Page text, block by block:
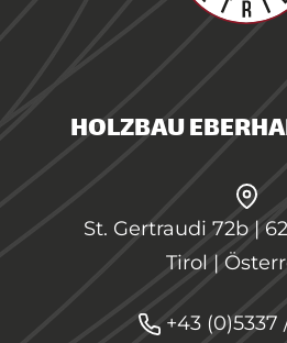
HOLZBAU
St. Gertraudi 72b |
Tirol |
+43 (0)5337